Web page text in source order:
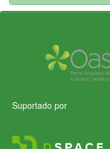
Suportado por